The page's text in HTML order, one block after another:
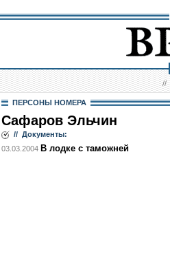
//
ПЕРСОНЫ НОМЕРА
Сафаров Эльчин
// Документы:
03.03.2004 В лодке с таможней